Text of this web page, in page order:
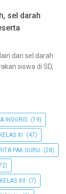
sel darah
dari sel darah
siswa di SD,
INGGRIS (19)
XI (47)
PAK GURU (28)
XII (7)